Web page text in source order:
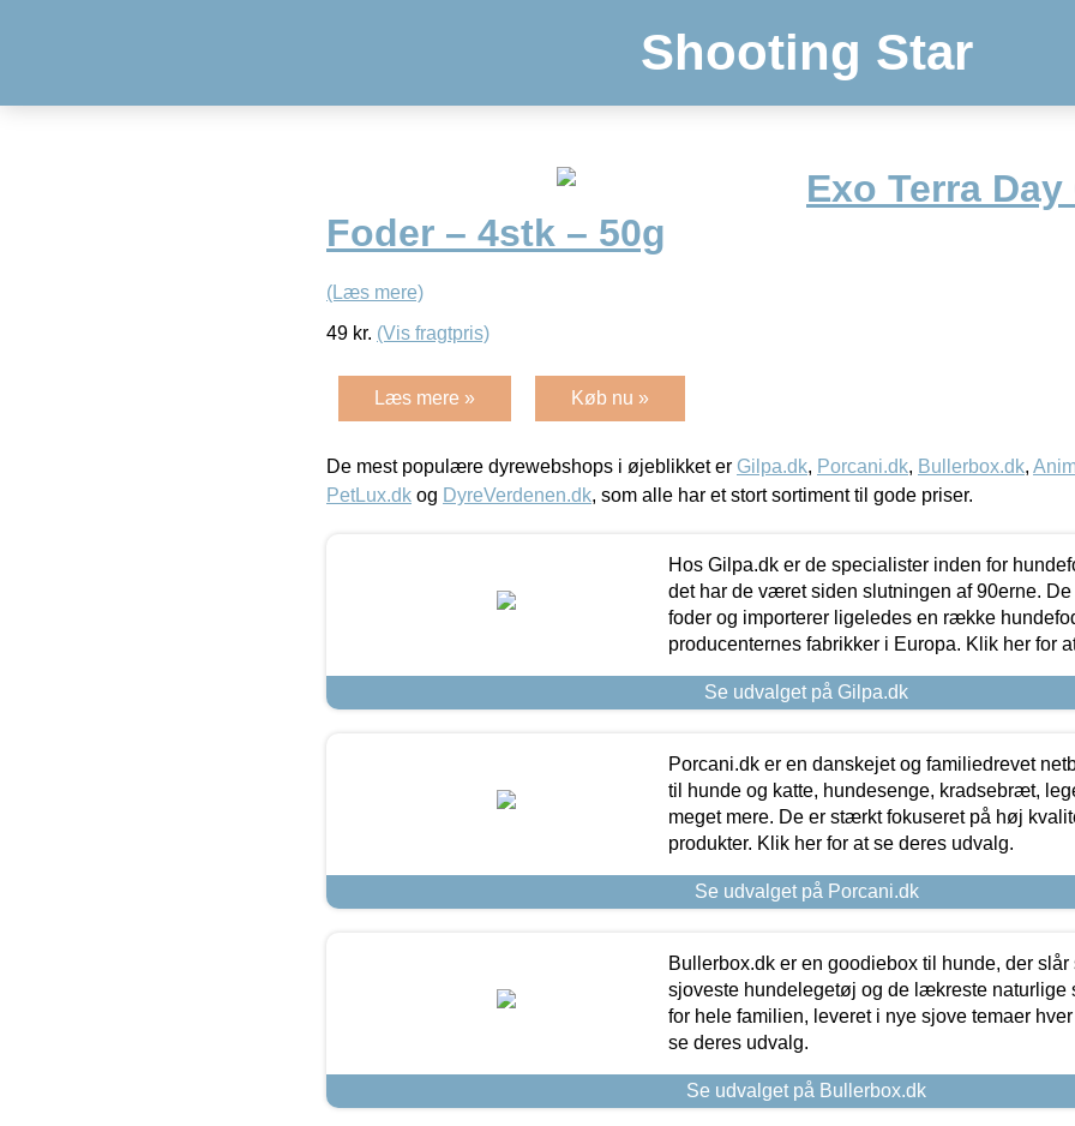
Shooting Star
Exo Terra
Foder – 4stk – 50g
(Læs mere)
49 kr. (Vis fragtpris)
Læs mere » Køb nu »
De mest populære dyrewebshops i øjeblikket er Gilpa.dk, Porcani.dk, Bullerbox.dk,
PetLux.dk og DyreVerdenen.dk, som alle har et stort sortiment til gode priser.
Hos Gilpa.dk er de specialister inden for
det har de været siden slutningen af 90erne.
foder og importerer ligeledes en række
producenternes fabrikker i Europa. Klik her for
Se udvalget på Gilpa.dk
Porcani.dk er en danskejet og familiedrevet
til hunde og katte, hundesenge, kradsebræt,
meget mere. De er stærkt fokuseret på høj
produkter. Klik her for at se deres udvalg.
Se udvalget på Porcani.dk
Bullerbox.dk er en goodiebox til hunde, der
sjoveste hundelegetøj og de lækreste naturlige
for hele familien, leveret i nye sjove temaer
se deres udvalg.
Se udvalget på Bullerbox.dk